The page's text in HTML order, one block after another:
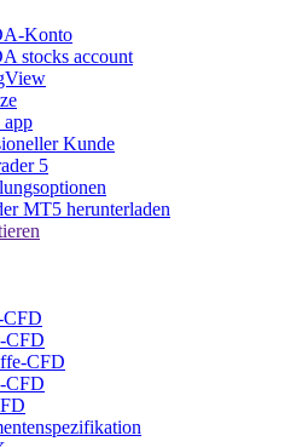
Konto
stocks account
Kunde
5
MT5 herunterladen
CFD
CFD
CFD